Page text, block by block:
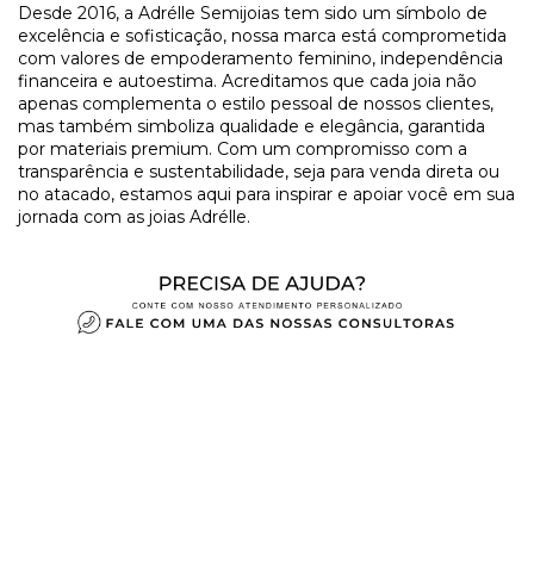
Desde 2016, a Adrélle Semijoias tem sido um símbolo de
excelência e sofisticação, nossa marca está comprometida
com valores de empoderamento feminino, independência
financeira e autoestima. Acreditamos que cada joia não
apenas complementa o estilo pessoal de nossos clientes,
mas também simboliza qualidade e elegância, garantida
por materiais premium. Com um compromisso com a
transparência e sustentabilidade, seja para venda direta ou
no atacado, estamos aqui para inspirar e apoiar você em sua
jornada com as joias Adrélle.